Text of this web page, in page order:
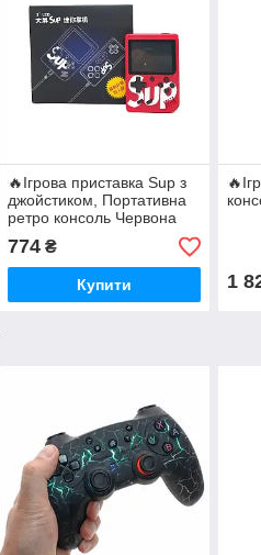
🔥Ігрова приставка Sup з
джойстиком, Портативна
ретро консоль Червона
774₴
Купити 1